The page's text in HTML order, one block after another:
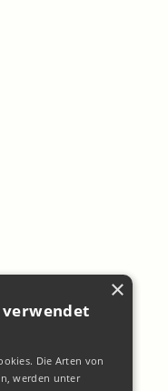
×
verwendet
Die Arten von
werden unter